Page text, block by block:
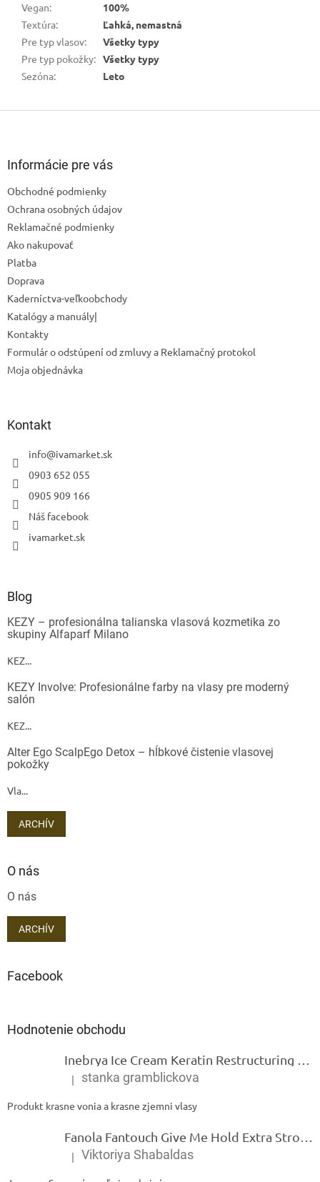
Vegan:
100%
Textúra:
Ľahká, nemastná
Pre typ vlasov:
Všetky typy
Pre typ pokožky: Všetky typy
Sezóna: Leto
Informácie pre vás
Obchodné podmienky
Ochrana osobných údajov
Reklamačné podmienky
Ako nakupovať
Platba
Doprava
Kaderníctva-veľkoobchody
Katalógy a manuály|
Kontakty
Formulár o odstúpení od zmluvy a Reklamačný protokol
Moja objednávka
Kontakt
info@ivamarket.sk
0903 652 055
0905 909 166
Náš facebook
ivamarket.sk
Blog
KEZY – profesionálna talianska vlasová kozmetika zo
skupiny Alfaparf Milano
KEZ...
KEZY Involve: Profesionálne farby na vlasy pre moderný
salón
KEZ...
Alter Ego ScalpEgo Detox – hĺbkové čistenie vlasovej
pokožky
Vla...
ARCHÍV
O nás
O nás
ARCHÍV
Facebook
Hodnotenie obchodu
Inebrya Ice Cream Keratin Restructuring Mask – reštrukturalizačná maska s keratínom 1000 ml
Hodnotenie produktu je 5 z 5 hviezdičiek.
| stanka gramblickova
Produkt krasne vonia a krasne zjemni vlasy
Fanola Fantouch Give Me Hold Extra Strong Fluid Gel - Extra silný rýchloschnúci tekutý gel 250 ml
Hodnotenie produktu je 5 z 5 hviezdičiek.
| Viktoriya Shabaldas